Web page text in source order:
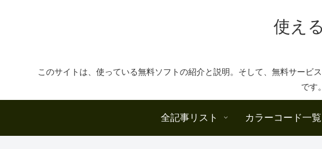
使え
このサイトは、使っている無料ソフトの紹介と説明。そして、無料サービ
です
全記事リスト カラーコード一覧